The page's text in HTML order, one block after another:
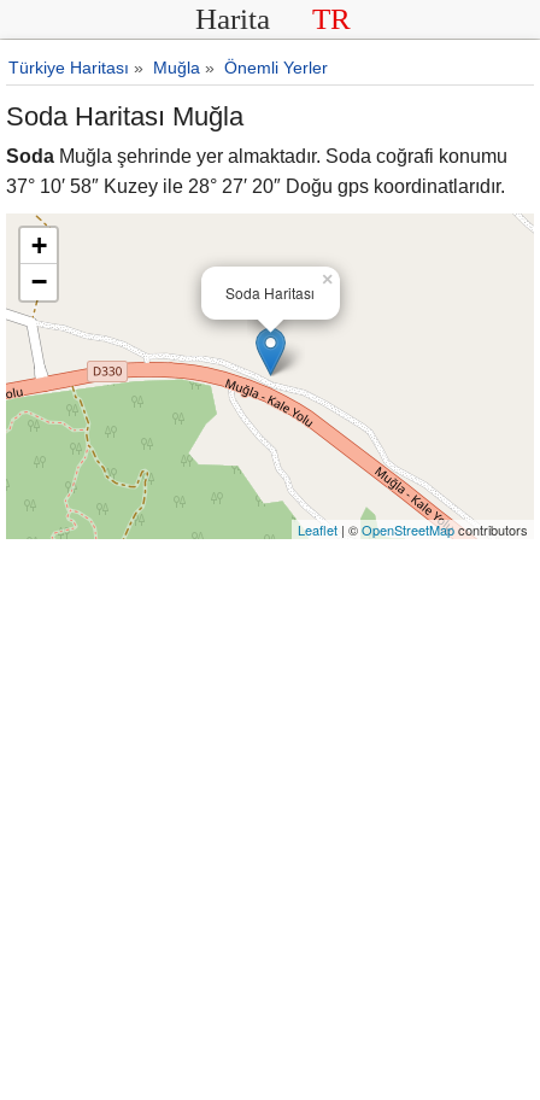
Harita TR
Türkiye Haritası » Muğla » Önemli Yerler
Soda Haritası Muğla
Soda Muğla şehrinde yer almaktadır. Soda coğrafi konumu
37° 10′ 58″ Kuzey ile 28° 27′ 20″ Doğu gps koordinatlarıdır.
Soda Haritası
×
+
−
Leaflet | ©OpenStreetMapcontributors